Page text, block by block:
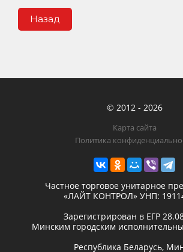
Назад
© 2012 - 2026
Карта сайта
Политика
Частное торговое унитарное
«ЛАЙТ КОНТРОЛ» УНП:
Зарегистрирован в ЕГР
Минским городским
Республика Беларусь,